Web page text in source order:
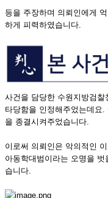
등을 주장하며 의뢰인에게
하게 피력하였습니다.
사건을 담당한 수원지방검
타당함을 인정해주었는데요.
을 종결시켜주었습니다.
이로써 의뢰인은 악의적인
아동학대범이라는 오명을
습니다.